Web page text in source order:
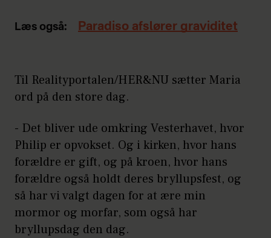
Læs også: Paradiso afslører graviditet
Til Realityportalen/HER&NU sætter Maria
ord på den store dag.
- Det bliver ude omkring Vesterhavet, hvor
Philip er opvokset. Og i kirken, hvor hans
forældre er gift, og på kroen, hvor hans
forældre også holdt deres bryllupsfest, og
så har vi valgt dagen for at ære min
mormor og morfar, som også har
bryllupsdag den dag.